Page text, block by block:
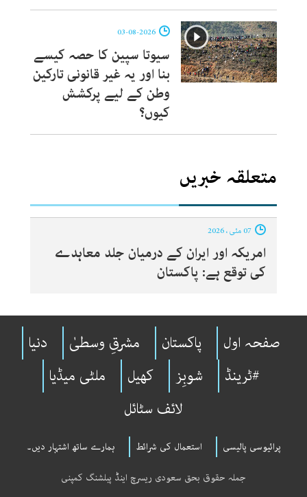
سیوتا سپین کا حصہ کیسے
بنا اور یہ غیر قانونی تارکین
وطن کے لیے پرکشش
کیوں؟
متعلقہ خبریں
امریکہ اور ایران کے درمیان جلد معاہدے
کی توقع ہے: پاکستان
صفحہ اول پاکستان مشرقِ وسطیٰ
دنیا
#ٹرینڈ
شوبِز کھیل
ملٹی میڈیا
لائف سٹائل
پرائیوسی پالیسی استعمال کی شرائط ہمارے ساتھ اشتہار دیں۔
جملہ حقوق بحق سعودی ریسرچ اینڈ پبلشنگ کمپنی